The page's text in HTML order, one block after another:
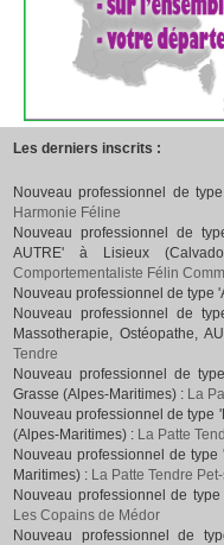
Les derniers inscrits :
Nouveau professionnel de
Harmonie Féline
Nouveau professionnel de
AUTRE' à Lisieux
Comportementaliste Félin
Nouveau professionnel de type
Nouveau professionnel de
Massotherapie, Ostéopathe,
Tendre
Nouveau professionnel de
Grasse (Alpes-Maritimes) : La
Nouveau professionnel de type
(Alpes-Maritimes) : La Patte
Nouveau professionnel de
Maritimes) : La Patte Tendre
Nouveau professionnel de
Les Copains de Médor
Nouveau professionnel de